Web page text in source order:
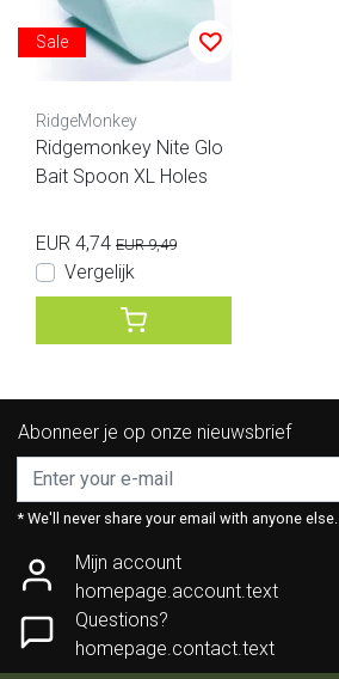
Sale
RidgeMonkey
Ridgemonkey Nite Glo
Bait Spoon XL Holes
EUR 4,74 EUR 9,49
Vergelijk
Abonneer je op onze nieuwsbrief
* We'll never share your email with anyone else.
Mijn account
homepage.account.text
Questions?
homepage.contact.text